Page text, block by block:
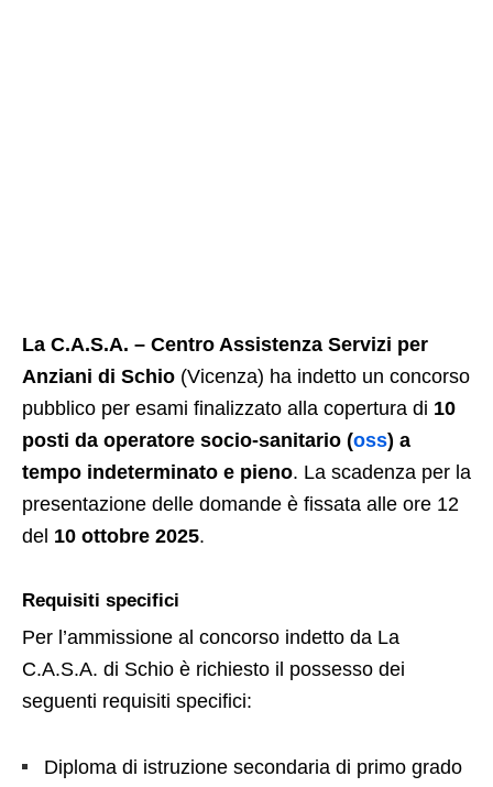
La C.A.S.A. – Centro Assistenza Servizi per
Anziani di Schio (Vicenza) ha indetto un concorso
pubblico per esami finalizzato alla copertura di 10
posti da operatore socio-sanitario (oss) a
tempo indeterminato e pieno. La scadenza per la
presentazione delle domande è fissata alle ore 12
del 10 ottobre 2025.
Requisiti specifici
Per l’ammissione al concorso indetto da La
C.A.S.A. di Schio è richiesto il possesso dei
seguenti requisiti specifici:
Diploma di istruzione secondaria di primo grado